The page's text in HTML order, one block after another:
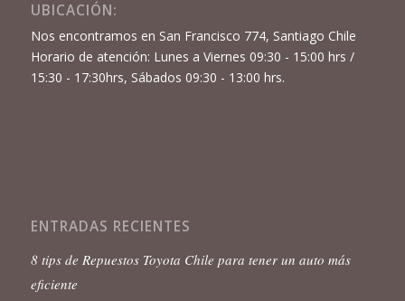
UBICACIÓN:
Nos encontramos en San Francisco 774, Santiago Chile
Horario de atención: Lunes a Viernes 09:30 - 15:00 hrs /
15:30 - 17:30hrs, Sábados 09:30 - 13:00 hrs.
ENTRADAS RECIENTES
8 tips de Repuestos Toyota Chile para tener un auto más
eficiente